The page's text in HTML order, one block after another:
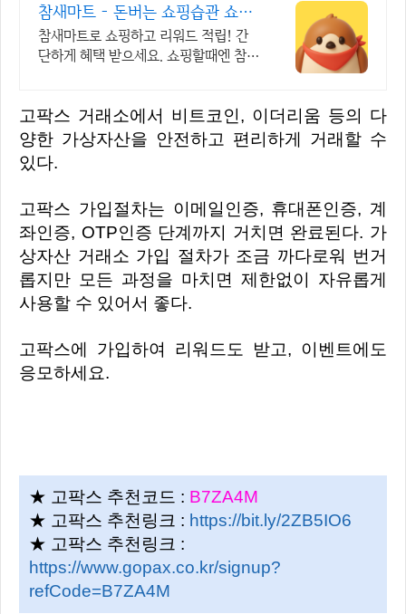
참새마트 - 돈버는 쇼핑습관 쇼핑
만 해도 포인트 적립
참새마트로 쇼핑하고 리워드 적립! 간
단하게 혜택 받으세요. 쇼핑할때엔 참새
고팍스 거래소에서 비트코인, 이더리움 등의 다
양한 가상자산을 안전하고 편리하게 거래할 수
있다.
고팍스 가입절차는 이메일인증, 휴대폰인증, 계
좌인증, OTP인증 단계까지 거치면 완료된다. 가
상자산 거래소 가입 절차가 조금 까다로워 번거
롭지만 모든 과정을 마치면 제한없이 자유롭게
사용할 수 있어서 좋다.
고팍스에 가입하여 리워드도 받고, 이벤트에도
응모하세요.
★ 고팍스 추천코드 : B7ZA4M
★ 고팍스 추천링크 : https://bit.ly/2ZB5IO6
★ 고팍스 추천링크 :
https://www.gopax.co.kr/signup?
refCode=B7ZA4M